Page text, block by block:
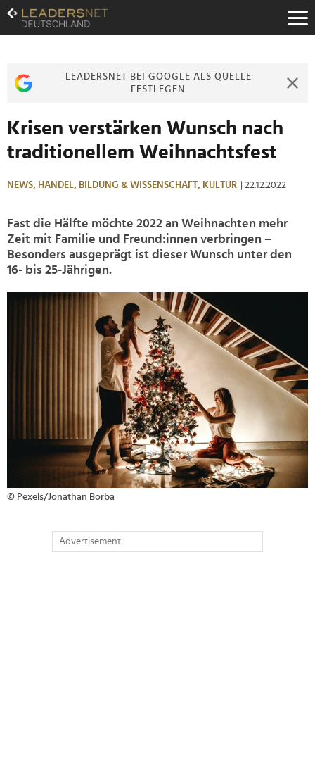
Zum
Inhalt
Zur
Zur
LEADERSNET BEI GOOGLE ALS QUELLE
FESTLEGEN
Krisen verstärken Wunsch nach
traditionellem Weihnachtsfest
NEWS, HANDEL, BILDUNG & WISSENSCHAFT, KULTUR | 22.12.2022
Fast die Hälfte möchte 2022 an Weihnachten mehr
Zeit mit Familie und Freund:innen verbringen –
Besonders ausgeprägt ist dieser Wunsch unter den
16- bis 25-Jährigen.
© Pexels/Jonathan Borba
Advertisement